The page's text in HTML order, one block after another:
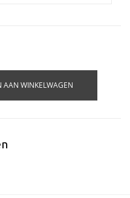
AAN WINKELWAGEN